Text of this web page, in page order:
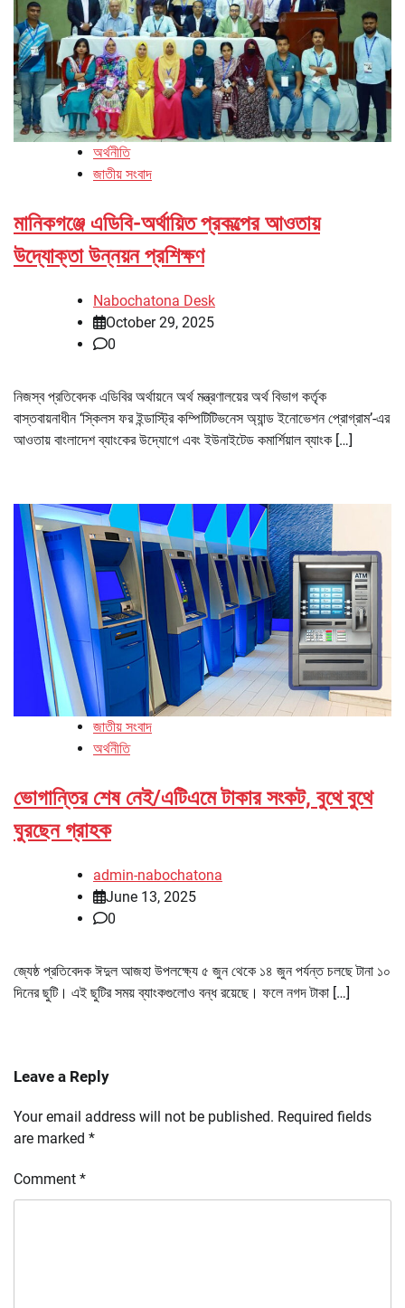
অর্থনীতি
জাতীয় সংবাদ
মানিকগঞ্জে এডিবি-অর্থায়িত প্রকল্পের আওতায়
উদ্যোক্তা উন্নয়ন প্রশিক্ষণ
Nabochatona Desk
October 29, 2025
0
নিজস্ব প্রতিবেদক এডিবির অর্থায়নে অর্থ মন্ত্রণালয়ের অর্থ বিভাগ কর্তৃক
বাস্তবায়নাধীন ‘স্কিলস ফর ইন্ডাস্ট্রি কম্পিটিটিভনেস অ্যান্ড ইনোভেশন প্রোগ্রাম’-এর
আওতায় বাংলাদেশ ব্যাংকের উদ্যোগে এবং ইউনাইটেড কমার্শিয়াল ব্যাংক […]
জাতীয় সংবাদ
অর্থনীতি
ভোগান্তির শেষ নেই/এটিএমে টাকার সংকট, বুথে বুথে
ঘুরছেন গ্রাহক
admin-nabochatona
June 13, 2025
0
জ্যেষ্ঠ প্রতিবেদক ঈদুল আজহা উপলক্ষ্যে ৫ জুন থেকে ১৪ জুন পর্যন্ত চলছে টানা ১০
দিনের ছুটি। এই ছুটির সময় ব্যাংকগুলোও বন্ধ রয়েছে। ফলে নগদ টাকা […]
Leave a Reply
Your email address will not be published. Required fields
are marked *
Comment *